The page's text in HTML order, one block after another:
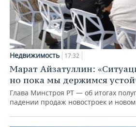
Недвижимость 17:32
Марат Айзатуллин:
но пока мы держимся
Глава Минстроя РТ — об итогах
падении продаж новостроек и новом